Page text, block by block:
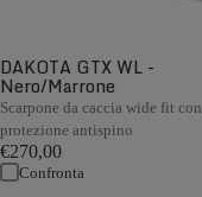
DAKOTA GTX WL -
Nero/Marrone
Scarpone da caccia wide fit con
protezione antispino
€270,00
Confronta